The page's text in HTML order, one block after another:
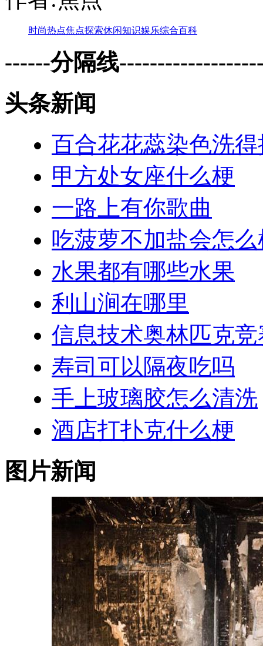
时尚热点焦点探索休闲知识娱乐综合百科
------分隔线
头条新闻
百合花花蕊染色洗
甲方处女座什么梗
一路上有你歌曲
吃菠萝不加盐会怎么
水果都有哪些水果
利山涧在哪里
信息技术奥林匹克竞
寿司可以隔夜吃吗
手上玻璃胶怎么清洗
酒店打扑克什么梗
图片新闻